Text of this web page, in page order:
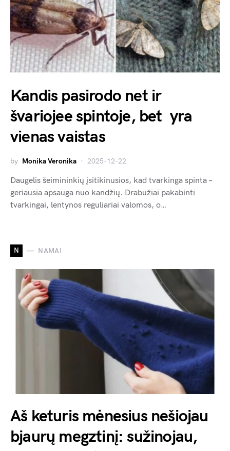
Kandis pasirodo net ir
švariojee spintoje, bet yra
vienas vaistas
by Monika Veronika 2025-12-22
Daugelis šeimininkių įsitikinusios, kad tvarkinga spinta –
geriausia apsauga nuo kandžių. Drabužiai pakabinti
tvarkingai, lentynos reguliariai valomos, o…
N NAMAI
Aš keturis mėnesius nešiojau
bjaurų megztinį: sužinojau,